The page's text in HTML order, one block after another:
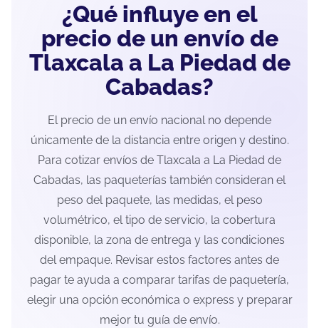
¿Qué influye en el
precio de un envío de
Tlaxcala a La Piedad de
Cabadas?
El precio de un envío nacional no depende
únicamente de la distancia entre origen y destino.
Para cotizar envíos de Tlaxcala a La Piedad de
Cabadas, las paqueterías también consideran el
peso del paquete, las medidas, el peso
volumétrico, el tipo de servicio, la cobertura
disponible, la zona de entrega y las condiciones
del empaque. Revisar estos factores antes de
pagar te ayuda a comparar tarifas de paquetería,
elegir una opción económica o express y preparar
mejor tu guía de envío.